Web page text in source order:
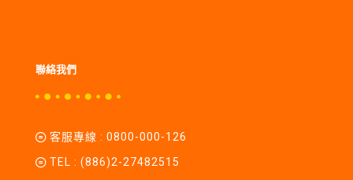
聯絡我們
客服專線 : 0800-000-126
TEL : (886)2-27482515